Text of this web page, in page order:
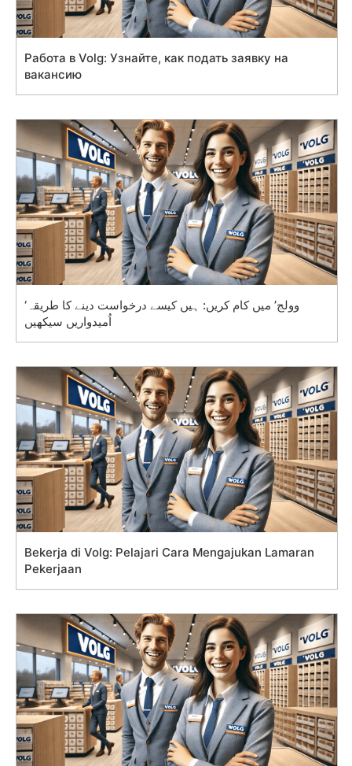
Работа в Volg: Узнайте, как подать заявку на
вакансию
‘وولج’ میں کام کریں: ہیں کیسے درخواست دینے کا طریقہ
اُمیدواریں سیکھیں
Bekerja di Volg: Pelajari Cara Mengajukan Lamaran
Pekerjaan